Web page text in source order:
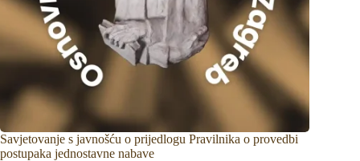
Savjetovanje s javnošću o prijedlogu Pravilnika o provedbi
postupaka jednostavne nabave